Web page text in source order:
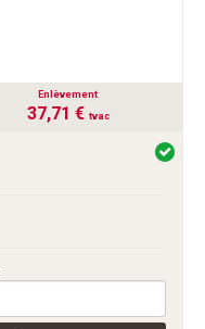
Enlèvement
37,71 € tvac